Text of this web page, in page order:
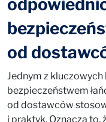
od
Jednym z
bezpieczeństwem
od dostawców
i praktyk. Oznacza